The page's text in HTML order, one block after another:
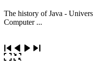
The history of Java -
Computer ...